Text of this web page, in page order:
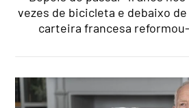
vezes de bicicleta e debaixo
carteira francesa